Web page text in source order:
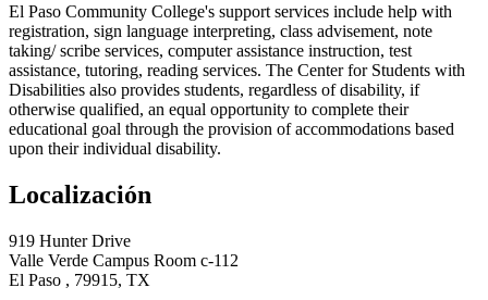
El Paso Community College's support services include help with
registration, sign language interpreting, class advisement, note
taking/ scribe services, computer assistance instruction, test
assistance, tutoring, reading services. The Center for Students with
Disabilities also provides students, regardless of disability, if
otherwise qualified, an equal opportunity to complete their
educational goal through the provision of accommodations based
upon their individual disability.
Localización
919 Hunter Drive
Valle Verde Campus Room c-112
El Paso , 79915, TX